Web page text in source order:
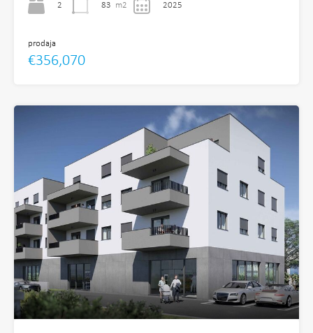
2 83 m2 2025
prodaja
€356,070